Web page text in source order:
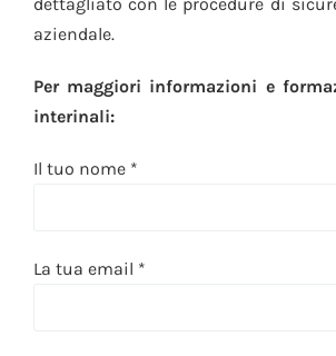
aziendale.
Per maggiori informazioni e
interinali:
Il tuo nome *
La tua email *